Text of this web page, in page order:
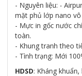
- Nguyên liệu: -
mặt phủ lớp nano vô
- Mực in gốc nước
toàn.
- Khung tranh theo
- Tình trạng: Mới
HDSD: Kháng